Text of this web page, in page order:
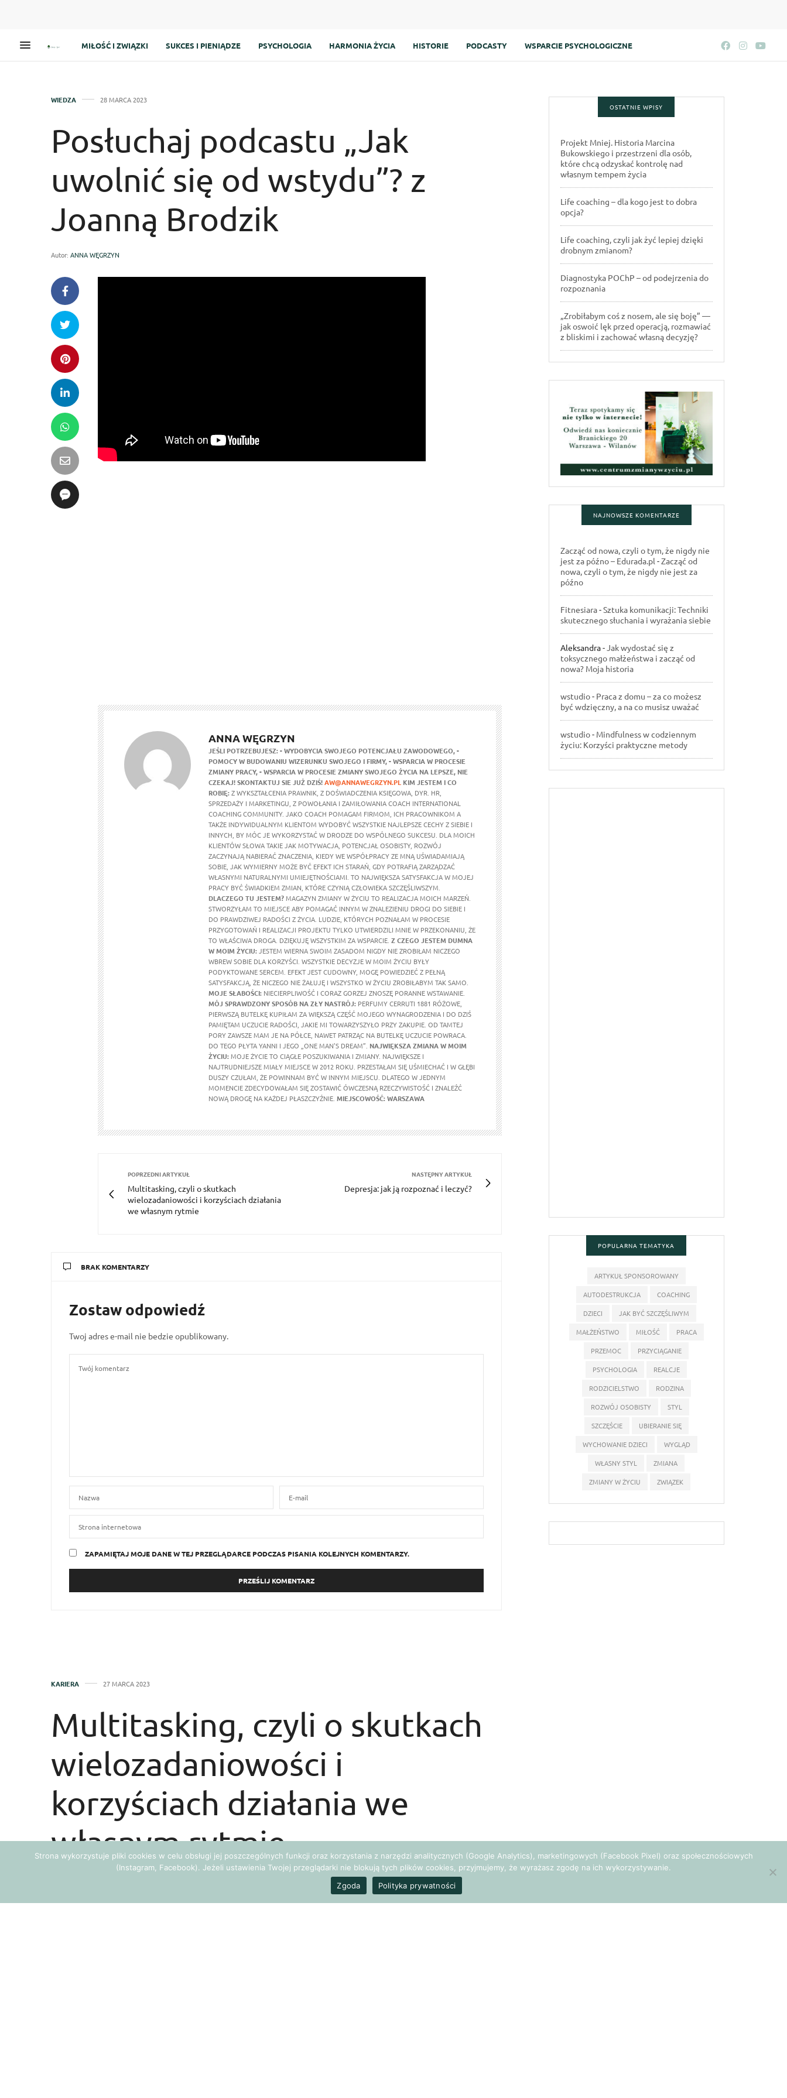
MIŁOŚĆ I ZWIĄZKI SUKCES I PIENIĄDZE PSYCHOLOGIA HARMONIA ŻYCIA HISTORIE PODCASTY WSPARCIE PSYCHOLOGICZNE
WIEDZA 28 MARCA 2023
Posłuchaj podcastu „Jak
uwolnić się od wstydu”? z
Joanną Brodzik
Autor: ANNA WĘGRZYN
ANNA WĘGRZYN
JEŚLI POTRZEBUJESZ:- WYDOBYCIA SWOJEGO POTENCJAŁU ZAWODOWEGO,-
POMOCY W BUDOWANIU WIZERUNKU SWOJEGO I FIRMY,- WSPARCIA W PROCESIE
ZMIANY PRACY,- WSPARCIA W PROCESIE ZMIANY SWOJEGO ŻYCIA NA LEPSZE, NIE
CZEKAJ! SKONTAKTUJ SIE JUŻ DZIŚ!AW@ANNAWEGRZYN.PL KIM JESTEM I CO
ROBIĘ:Z WYKSZTAŁCENIA PRAWNIK, Z DOŚWIADCZENIA KSIĘGOWA, DYR. HR,
SPRZEDAŻY I MARKETINGU, Z POWOŁANIA I ZAMIŁOWANIA COACH INTERNATIONAL
COACHING COMMUNITY. JAKO COACH POMAGAM FIRMOM, ICH PRACOWNIKOM A
TAKŻE INDYWIDUALNYM KLIENTOM WYDOBYĆ WSZYSTKIE NAJLEPSZE CECHY Z SIEBIE I
INNYCH, BY MÓC JE WYKORZYSTAĆ W DRODZE DO WSPÓLNEGO SUKCESU. DLA MOICH
KLIENTÓW SŁOWA TAKIE JAK MOTYWACJA, POTENCJAŁ OSOBISTY, ROZWÓJ
ZACZYNAJĄ NABIERAĆ ZNACZENIA, KIEDY WE WSPÓŁPRACY ZE MNĄ UŚWIADAMIAJĄ
SOBIE, JAK WYMIERNY MOŻE BYĆ EFEKT ICH STARAŃ, GDY POTRAFIĄ ZARZĄDZAĆ
WŁASNYMI NATURALNYMI UMIEJĘTNOŚCIAMI. TO NAJWIĘKSZA SATYSFAKCJA W MOJEJ
PRACY BYĆ ŚWIADKIEM ZMIAN, KTÓRE CZYNIĄ CZŁOWIEKA SZCZĘŚLIWSZYM.
DLACZEGO TU JESTEM?MAGAZYN ZMIANY W ŻYCIU TO REALIZACJA MOICH MARZEŃ.
STWORZYŁAM TO MIEJSCE ABY POMAGAĆ INNYM W ZNALEZIENIU DROGI DO SIEBIE I
DO PRAWDZIWEJ RADOŚCI Z ŻYCIA. LUDZIE, KTÓRYCH POZNAŁAM W PROCESIE
PRZYGOTOWAŃ I REALIZACJI PROJEKTU TYLKO UTWIERDZILI MNIE W PRZEKONANIU, ŻE
TO WŁAŚCIWA DROGA. DZIĘKUJĘ WSZYSTKIM ZA WSPARCIE. Z CZEGO JESTEM DUMNA
W MOIM ŻYCIU:JESTEM WIERNA SWOIM ZASADOM NIGDY NIE ZROBIŁAM NICZEGO
WBREW SOBIE DLA KORZYŚCI. WSZYSTKIE DECYZJE W MOIM ŻYCIU BYŁY
PODYKTOWANE SERCEM. EFEKT JEST CUDOWNY, MOGĘ POWIEDZIEĆ Z PEŁNĄ
SATYSFAKCJĄ, ŻE NICZEGO NIE ŻAŁUJĘ I WSZYSTKO W ŻYCIU ZROBIŁABYM TAK SAMO.
MOJE SŁABOŚCI: NIECIERPLIWOŚĆ I CORAZ GORZEJ ZNOSZĘ PORANNE WSTAWANIE.
MÓJ SPRAWDZONY SPOSÓB NA ZŁY NASTRÓJ: PERFUMY CERRUTI 1881 RÓŻOWE,
PIERWSZĄ BUTELKĘ KUPIŁAM ZA WIĘKSZĄ CZĘŚĆ MOJEGO WYNAGRODZENIA I DO DZIŚ
PAMIĘTAM UCZUCIE RADOŚCI, JAKIE MI TOWARZYSZYŁO PRZY ZAKUPIE. OD TAMTEJ
PORY ZAWSZE MAM JE NA PÓŁCE, NAWET PATRZĄC NA BUTELKĘ UCZUCIE POWRACA.
DO TEGO PŁYTA YANNI I JEGO „ONE MAN'S DREAM”. NAJWIĘKSZA ZMIANA W MOIM
ŻYCIU:MOJE ŻYCIE TO CIĄGŁE POSZUKIWANIA I ZMIANY. NAJWIĘKSZE I
NAJTRUDNIEJSZE MIAŁY MIEJSCE W 2012 ROKU. PRZESTAŁAM SIĘ UŚMIECHAĆ I W GŁĘBI
DUSZY CZUŁAM, ŻE POWINNAM BYĆ W INNYM MIEJSCU. DLATEGO W JEDNYM
MOMENCIE ZDECYDOWAŁAM SIĘ ZOSTAWIĆ ÓWCZESNĄ RZECZYWISTOŚĆ I ZNALEŹĆ
NOWĄ DROGĘ NA KAŻDEJ PŁASZCZYŹNIE. MIEJSCOWOŚĆ: WARSZAWA
POPRZEDNI ARTYKUŁ
Multitasking, czyli o skutkach
wielozadaniowości i korzyściach działania
we własnym rytmie
NASTĘPNY ARTYKUŁ
Depresja: jak ją rozpoznać i leczyć?
BRAK KOMENTARZY
Zostaw odpowiedź
Twoj adres e-mail nie bedzie opublikowany.
ZAPAMIĘTAJ MOJE DANE W TEJ PRZEGLĄDARCE PODCZAS PISANIA KOLEJNYCH KOMENTARZY.
OSTATNIE WPISY
Projekt Mniej. Historia Marcina
Bukowskiego i przestrzeni dla osób,
które chcą odzyskać kontrolę nad
własnym tempem życia
Life coaching – dla kogo jest to dobra
opcja?
Life coaching, czyli jak żyć lepiej dzięki
drobnym zmianom?
Diagnostyka POChP – od podejrzenia do
rozpoznania
„Zrobiłabym coś z nosem, ale się boję” —
jak oswoić lęk przed operacją, rozmawiać
z bliskimi i zachować własną decyzję?
NAJNOWSZE KOMENTARZE
Zacząć od nowa, czyli o tym, że nigdy nie
jest za późno – Edurada.pl -Zacząć od
nowa, czyli o tym, że nigdy nie jest za
późno
Fitnesiara-Sztuka komunikacji: Techniki
skutecznego słuchania i wyrażania siebie
Aleksandra-Jak wydostać się z
toksycznego małżeństwa i zacząć od
nowa? Moja historia
wstudio- Praca z domu – za co możesz
być wdzięczny, a na co musisz uważać
wstudio- Mindfulness w codziennym
życiu: Korzyści praktyczne metody
POPULARNA TEMATYKA
ARTYKUŁ SPONSOROWANY
AUTODESTRUKCJA
COACHING
DZIECI
JAK BYĆ SZCZĘŚLIWYM
MAŁŻEŃSTWO
MIŁOŚĆ
PRACA
PRZEMOC
PRZYCIĄGANIE
PSYCHOLOGIA
REALCJE
RODZICIELSTWO
RODZINA
ROZWÓJ OSOBISTY
STYL
SZCZĘŚCIE
UBIERANIE SIĘ
WYCHOWANIE DZIECI
WYGLĄD
WŁASNY STYL
ZMIANA
ZMIANY W ŻYCIU
ZWIĄZEK
KARIERA 27 MARCA 2023
Multitasking, czyli o skutkach
wielozadaniowości i
korzyściach działania we
własnym rytmie
Strona wykorzystuje pliki cookies w celu obsługi jej poszczególnych funkcji oraz korzystania z narzędzi analitycznych (Google Analytics), marketingowych (Facebook Pixel) oraz społecznościowych
(Instagram, Facebook). Jeżeli ustawienia Twojej przeglądarki nie blokują tych plików cookies, przyjmujemy, że wyrażasz zgodę na ich wykorzystywanie.
Zgoda
Polityka prywatności